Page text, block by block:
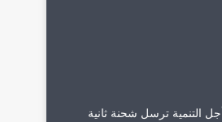
التنمية ترسل شحنة ثانية